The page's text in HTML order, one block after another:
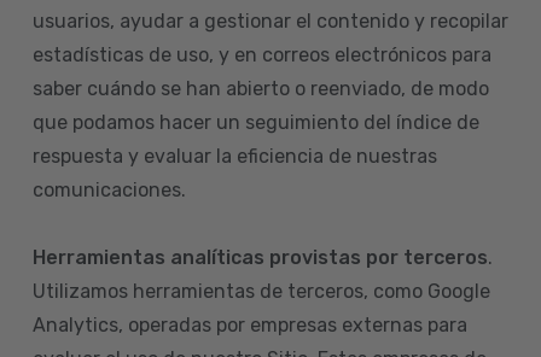
usuarios, ayudar a gestionar el contenido y recopilar
estadísticas de uso, y en correos electrónicos para
saber cuándo se han abierto o reenviado, de modo
que podamos hacer un seguimiento del índice de
respuesta y evaluar la eficiencia de nuestras
comunicaciones.
Herramientas analíticas provistas por terceros.
Utilizamos herramientas de terceros, como Google
Analytics, operadas por empresas externas para